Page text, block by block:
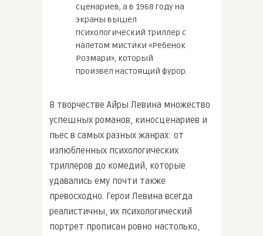
сценариев, а в 1968 году на
экраны вышел
психологический триллер с
налетом мистики «Ребенок
Розмари», который
произвел настоящий фурор.
В творчестве Айры Левина множество
успешных романов, киносценариев и
пьес в самых разных жанрах: от
излюбленных психологических
триллеров до комедий, которые
удавались ему почти также
превосходно. Герои Левина всегда
реалистичны, их психологический
портрет прописан ровно настолько,